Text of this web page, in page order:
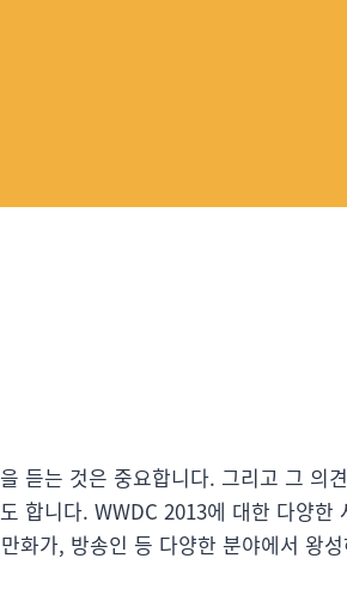
듣는 것은 중요합니다. 그리고 그 의
합니다. WWDC 2013에 대한 다양한
화가, 방송인 등 다양한 분야에서 왕